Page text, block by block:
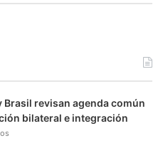
g
r
r
a
k
Brasil revisan agenda común
bilateral e integración